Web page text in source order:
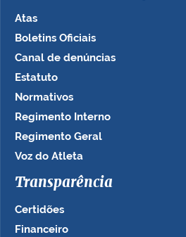
Atas
Boletins Oficiais
Canal de denúncias
Estatuto
Normativos
Regimento Interno
Regimento Geral
Voz do Atleta
Transparência
Certidões
Financeiro